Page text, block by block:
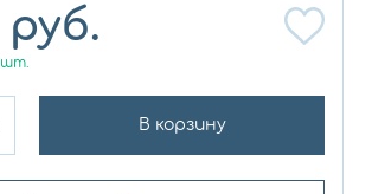
руб.
шт.
В корзину